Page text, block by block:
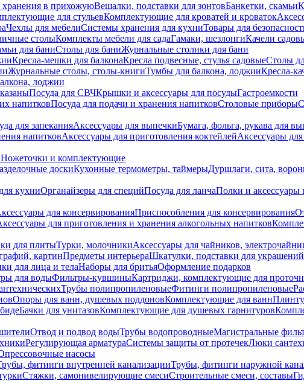
в прихожуюВешалки, подставки для зонтовБанкетки, скамьи
для стульевКомплектующие для кроватей и кроваток
Чехлы для мебелиСистемы хранения для кухниТовары для
столыКомплекты мебели для садаГамаки, шезлонгиКачели
для баниСтолы для баниЖурнальные столики для бани
Кресла-мешки для балконаКресла подвесные, стулья садовыеСтолы
Журнальные столы, столы-книгиТумбы для балкона, лоджииКресла-
лоджии
Посуда для СВЧКрышки и аксессуары для посудыГастроемкости
напитковПосуда для подачи и хранения напитковСтоловые приборы
для запеканияАксессуары для выпечкиБумага, фольга, рукава для
напитковАксессуары для приготовления коктейлейАксессуары
Ножеточки и комплектующие
доскиКухонные термометры, таймерыДуршлаги, сита,
кухниОрганайзеры для специйПосуда для ланчаПолки и аксессуары
для консервированияПриспособления для консервирования
для приготовления и хранения алкогольных напитков
для плитыТурки, молочникиАксессуары для чайников,
картинПредметы интерьераШкатулки, подставки для украшений
для лица и телаНаборы для бритьяОформление подарков
для водыФильтры-кувшиныКартриджи, комплектующие для
Трубы полипропиленовыеФитинги полипропиленовые
Опоры для ванн, душевых поддоновКомплектующие для ванн
Бачки для унитазовКомплектующие для душевых гарнитуров
Отвод и подвод водыТрубы водопроводныеМагистральные
Регулирующая арматураСистемы защиты от протечекЛюки
насосы
фитинги внутренней канализацииТрубы, фитинги наружной
Стяжки, самонивелирующие смесиСтроительные смеси, составы